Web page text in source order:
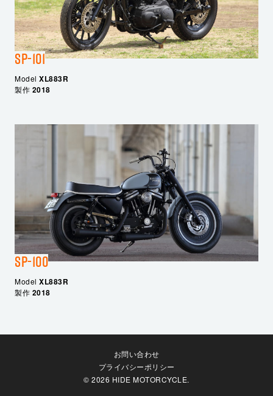
SP-101
Model XL883R
製作 2018
SP-100
Model XL883R
製作 2018
お問い合わせ
プライバシーポリシー
© 2026 HIDE MOTORCYCLE.